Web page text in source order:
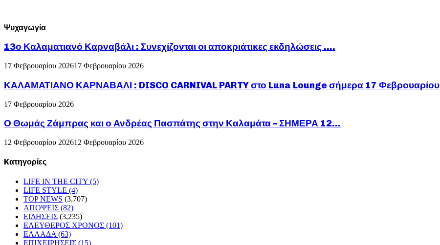
Ψυχαγωγία
13ο Καλαματιανό Καρναβάλι : Συνεχίζονται οι αποκριάτικες εκδηλώσεις ….
17 Φεβρουαρίου 202617 Φεβρουαρίου 2026
ΚΑΛΑΜΑΤΙΑΝΟ ΚΑΡΝΑΒΑΛΙ : DISCO CARNIVAL PARTY στο Luna Lounge σήμερα 17 Φεβρουαρίου
17 Φεβρουαρίου 2026
Ο Θωμάς Ζάμπρας και ο Ανδρέας Πασπάτης στην Καλαμάτα – ΣΗΜΕΡΑ 12...
12 Φεβρουαρίου 202612 Φεβρουαρίου 2026
Kατηγορίες
LIFE IN THE CITY (5)
LIFE STYLE (4)
TOP NEWS (3,707)
ΑΠΟΨΕΙΣ (82)
ΕΙΔΗΣΕΙΣ (3,235)
ΕΛΕΥΘΕΡΟΣ ΧΡΟΝΟΣ (101)
ΕΛΛΑΔΑ (63)
ΕΠΙΧΕΙΡΗΣΕΙΣ (15)